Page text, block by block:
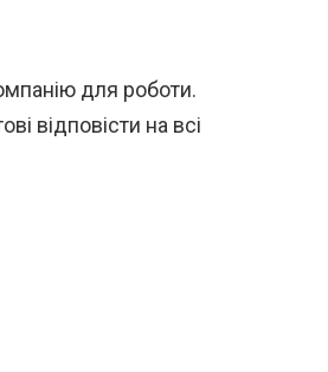
для роботи.
відповісти на всі